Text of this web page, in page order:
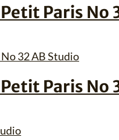
Paris No
Paris No